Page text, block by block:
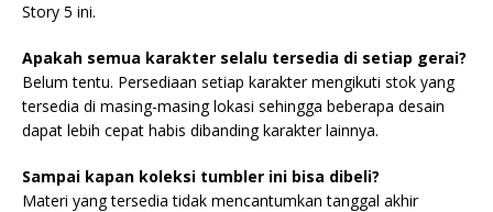
Story 5 ini.
Apakah semua karakter selalu tersedia di setiap gerai?
Belum tentu. Persediaan setiap karakter mengikuti stok yang
tersedia di masing-masing lokasi sehingga beberapa desain
dapat lebih cepat habis dibanding karakter lainnya.
Sampai kapan koleksi tumbler ini bisa dibeli?
Materi yang tersedia tidak mencantumkan tanggal akhir